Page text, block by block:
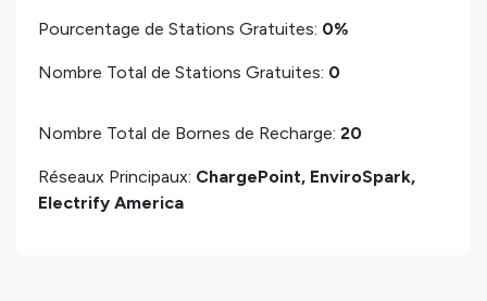
Pourcentage de Stations Gratuites: 0%
Nombre Total de Stations Gratuites: 0
Nombre Total de Bornes de Recharge: 20
Réseaux Principaux: ChargePoint, EnviroSpark,
Electrify America